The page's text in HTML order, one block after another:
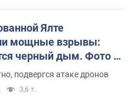
Ялте
мощные взрывы:
черный дым. Фото и
подвергся атаке дронов
3,6 т.